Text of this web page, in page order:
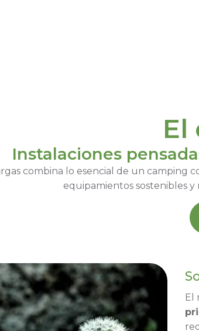
El
Instalaciones
combina lo esencial de un camping
equipamientos sostenibles
El